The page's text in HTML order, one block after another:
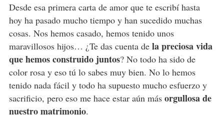
Desde esa primera carta de amor que te escribí hasta
hoy ha pasado mucho tiempo y han sucedido muchas
cosas. Nos hemos casado, hemos tenido unos
maravillosos hijos… ¿Te das cuenta de la preciosa vida
que hemos construido juntos? No todo ha sido de
color rosa y eso tú lo sabes muy bien. No lo hemos
tenido nada fácil y todo ha supuesto mucho esfuerzo y
sacrificio, pero eso me hace estar aún más orgullosa de
nuestro matrimonio.